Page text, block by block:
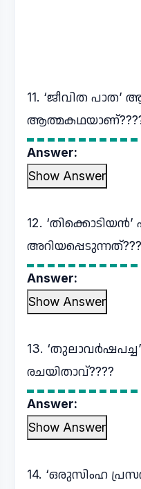
11. ‘ജീവിത പാത’
Answer:
Show Answer
12.
അറിയപ്പെടുന്നത്???
Answer:
Show Answer
13.
രചയിതാവ്????
Answer:
Show Answer
14. ‘ഒരുസിംഹ